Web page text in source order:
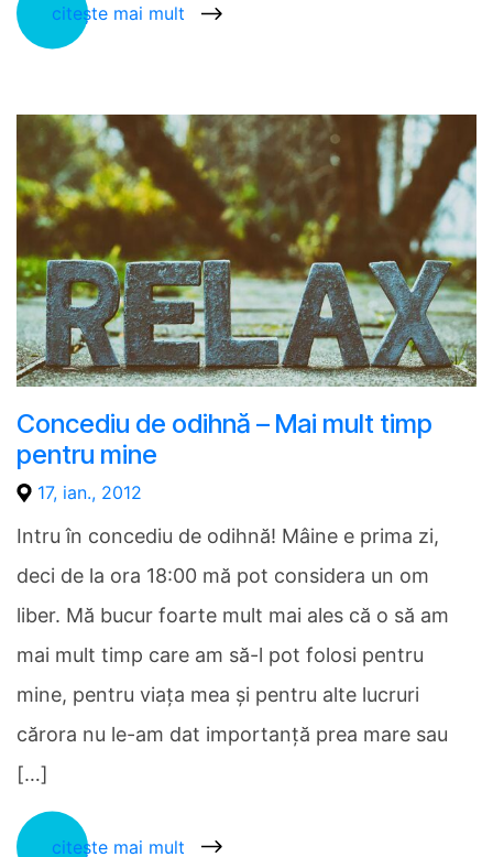
citește mai mult
Concediu de odihnă – Mai mult timp
pentru mine
17, ian., 2012
Intru în concediu de odihnă! Mâine e prima zi,
deci de la ora 18:00 mă pot considera un om
liber. Mă bucur foarte mult mai ales că o să am
mai mult timp care am să-l pot folosi pentru
mine, pentru viaţa mea şi pentru alte lucruri
cărora nu le-am dat importanţă prea mare sau
[…]
citește mai mult